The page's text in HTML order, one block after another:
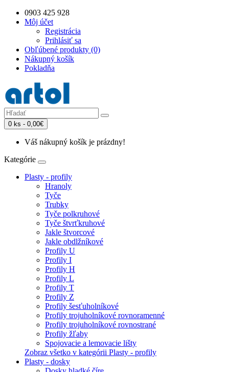
0903 425 928
Môj účet
Registrácia
Prihlásiť sa
Obľúbené produkty (0)
Nákupný košík
Pokladňa
0 ks - 0,00€
Váš nákupný košík je prázdny!
Kategórie
Plasty - profily
Hranoly
Tyče
Trubky
Tyče polkruhové
Tyče štvrťkruhové
Jakle štvorcové
Jakle obdlžníkové
Profily U
Profily I
Profily H
Profily L
Profily T
Profily Z
Profily šesťuholníkové
Profily trojuholníkové rovnoramenné
Profily trojuholníkové rovnostrané
Profily žľaby
Spojovacie a lemovacie lišty
Zobraz všetko v kategórii Plasty - profily
Plasty - dosky